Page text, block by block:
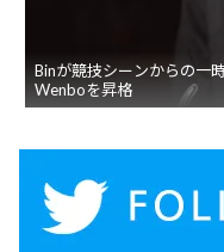
Binが競技シーンからの一
Wenboを昇格